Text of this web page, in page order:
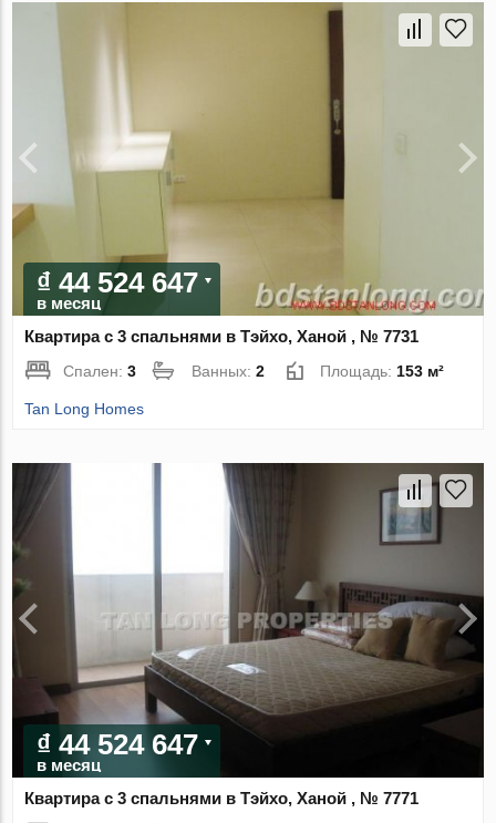
₫ 44 524 647
в месяц
Квартира с 3 спальнями в Тэйхо, Ханой , № 7731
Спален:3 Ванных:2 Площадь:153 м²
Tan Long Homes
₫ 44 524 647
в месяц
Квартира с 3 спальнями в Тэйхо, Ханой , № 7771